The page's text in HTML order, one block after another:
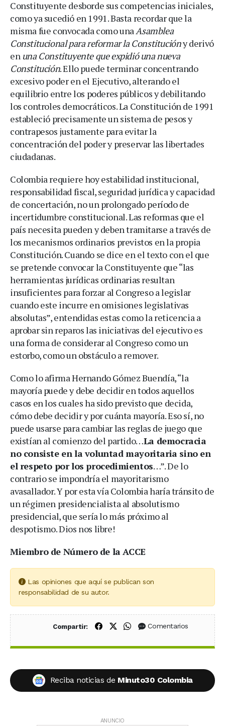
Constituyente desborde sus competencias iniciales,
como ya sucedió en 1991. Basta recordar que la
misma fue convocada como unaAsamblea
Constitucionalpara reformar la Constitucióny derivó
en una Constituyente que expidió una nueva
Constitución. Ello puede terminar concentrando
excesivo poder en el Ejecutivo, alterando el
equilibrio entre los poderes públicos y debilitando
los controles democráticos. La Constitución de 1991
estableció precisamente un sistema de pesos y
contrapesos justamente para evitar la
concentración del poder y preservar las libertades
ciudadanas.
Colombia requiere hoy estabilidad institucional,
responsabilidad fiscal, seguridad jurídica y capacidad
de concertación, no un prolongado período de
incertidumbre constitucional. Las reformas que el
país necesita pueden y deben tramitarse a través de
los mecanismos ordinarios previstos en la propia
Constitución. Cuando se dice en el texto con el que
se pretende convocar la Constituyente que “las
herramientas jurídicas ordinarias resultan
insuficientes para forzar al Congreso a legislar
cuando este incurre en omisiones legislativas
absolutas”, entendidas estas como la reticencia a
aprobar sin reparos las iniciativas del ejecutivo es
una forma de considerar al Congreso como un
estorbo, como un obstáculo a remover.
Como lo afirma Hernando Gómez Buendía, “la
mayoría puede y debe decidir en todos aquellos
casos en los cuales ha sido previsto que decida,
cómo debe decidir y por cuánta mayoría. Eso sí, no
puede usarse para cambiar las reglas de juego que
existían al comienzo del partido…La democracia
no consiste en la voluntad mayoritaria sino en
el respeto por los procedimientos…”. De lo
contrario se impondría el mayoritarismo
avasallador. Y por esta vía Colombia haría tránsito de
un régimen presidencialista al absolutismo
presidencial, que sería lo más próximo al
despotismo. Dios nos libre!
Miembro de Número de la ACCE
Las opiniones que aquí se publican son
responsabilidad de su autor.
Compartir: Compartir en Facebook
Compartir en X (Twitter)
Compartir en WhatsApp
Comentarios
Reciba noticias de Minuto30 Colombia
ANUNCIO